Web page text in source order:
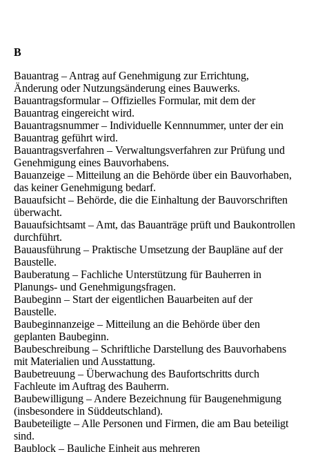
B
Bauantrag – Antrag auf Genehmigung zur Errichtung,
Änderung oder Nutzungsänderung eines Bauwerks.
Bauantragsformular – Offizielles Formular, mit dem der
Bauantrag eingereicht wird.
Bauantragsnummer – Individuelle Kennnummer, unter der ein
Bauantrag geführt wird.
Bauantragsverfahren – Verwaltungsverfahren zur Prüfung und
Genehmigung eines Bauvorhabens.
Bauanzeige – Mitteilung an die Behörde über ein Bauvorhaben,
das keiner Genehmigung bedarf.
Bauaufsicht – Behörde, die die Einhaltung der Bauvorschriften
überwacht.
Bauaufsichtsamt – Amt, das Bauanträge prüft und Baukontrollen
durchführt.
Bauausführung – Praktische Umsetzung der Baupläne auf der
Baustelle.
Bauberatung – Fachliche Unterstützung für Bauherren in
Planungs- und Genehmigungsfragen.
Baubeginn – Start der eigentlichen Bauarbeiten auf der
Baustelle.
Baubeginnanzeige – Mitteilung an die Behörde über den
geplanten Baubeginn.
Baubeschreibung – Schriftliche Darstellung des Bauvorhabens
mit Materialien und Ausstattung.
Baubetreuung – Überwachung des Baufortschritts durch
Fachleute im Auftrag des Bauherrn.
Baubewilligung – Andere Bezeichnung für Baugenehmigung
(insbesondere in Süddeutschland).
Baubeteiligte – Alle Personen und Firmen, die am Bau beteiligt
sind.
Baublock – Bauliche Einheit aus mehreren